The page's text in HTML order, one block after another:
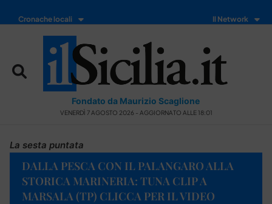
Cronache locali Il Network
Fondato da Maurizio Scaglione
VENERDÌ 7 AGOSTO 2026 - AGGIORNATO ALLE 18:01
La sesta puntata
DALLA PESCA CON IL PALANGARO ALLA
STORICA MARINERIA: TUNA CLIP A
MARSALA (TP) CLICCA PER IL VIDEO